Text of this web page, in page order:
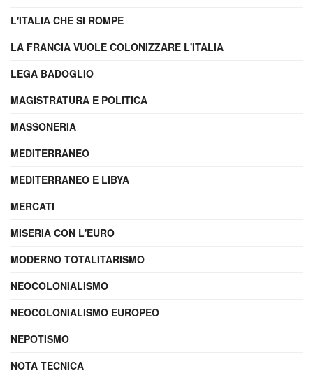
L'ITALIA CHE SI ROMPE
LA FRANCIA VUOLE COLONIZZARE L'ITALIA
LEGA BADOGLIO
MAGISTRATURA E POLITICA
MASSONERIA
MEDITERRANEO
MEDITERRANEO E LIBYA
MERCATI
MISERIA CON L'EURO
MODERNO TOTALITARISMO
NEOCOLONIALISMO
NEOCOLONIALISMO EUROPEO
NEPOTISMO
NOTA TECNICA